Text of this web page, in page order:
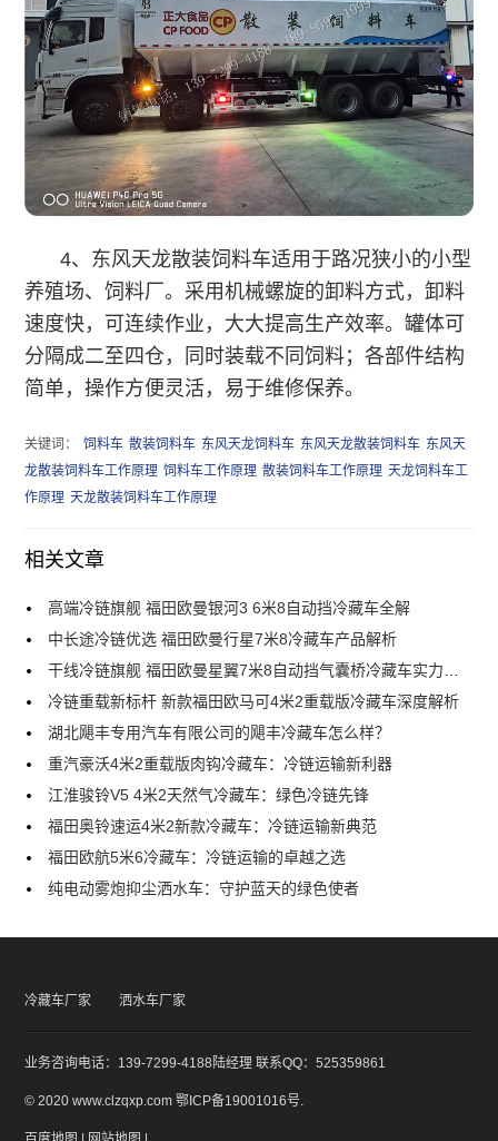
4、东风天龙散装饲料车适用于路况狭小的小型
养殖场、饲料厂。采用机械螺旋的卸料方式，卸料
速度快，可连续作业，大大提高生产效率。罐体可
分隔成二至四仓，同时装载不同饲料；各部件结构
简单，操作方便灵活，易于维修保养。
关键词： 饲料车 散装饲料车 东风天龙饲料车 东风天龙散装饲料车 东风天
龙散装饲料车工作原理 饲料车工作原理 散装饲料车工作原理 天龙饲料车工
作原理 天龙散装饲料车工作原理
相关文章
高端冷链旗舰 福田欧曼银河3 6米8自动挡冷藏车全解
中长途冷链优选 福田欧曼行星7米8冷藏车产品解析
干线冷链旗舰 福田欧曼星翼7米8自动挡气囊桥冷藏车实力解析
冷链重载新标杆 新款福田欧马可4米2重载版冷藏车深度解析
湖北飓丰专用汽车有限公司的飓丰冷藏车怎么样？
重汽豪沃4米2重载版肉钩冷藏车：冷链运输新利器
江淮骏铃V5 4米2天然气冷藏车：绿色冷链先锋
福田奥铃速运4米2新款冷藏车：冷链运输新典范
福田欧航5米6冷藏车：冷链运输的卓越之选
纯电动雾炮抑尘洒水车：守护蓝天的绿色使者
冷藏车厂家 洒水车厂家
业务咨询电话：139-7299-4188陆经理 联系QQ：525359861
© 2020 www.clzqxp.com鄂ICP备19001016号.